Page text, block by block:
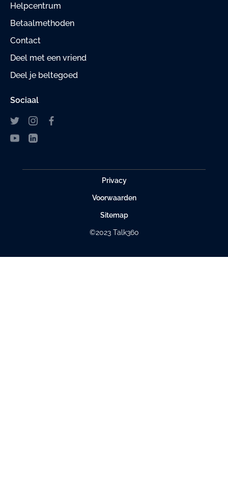
Helpcentrum
Betaalmethoden
Contact
Deel met een vriend
Deel je beltegoed
Sociaal
Privacy
Voorwaarden
Sitemap
©2023 Talk360